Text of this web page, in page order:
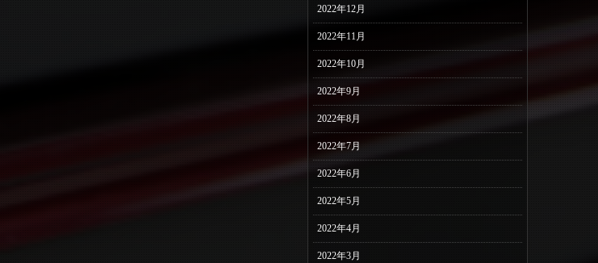
2022年12月
2022年11月
2022年10月
2022年9月
2022年8月
2022年7月
2022年6月
2022年5月
2022年4月
2022年3月